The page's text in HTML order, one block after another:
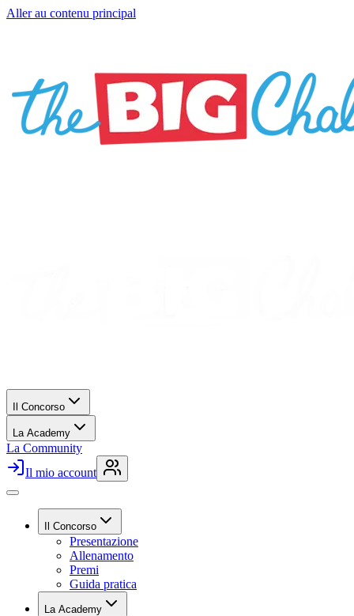
Aller au contenu principal
Il Concorso
La Academy
La Community
Il mio account
Il Concorso
Presentazione
Allenamento
Premi
Guida pratica
La Academy